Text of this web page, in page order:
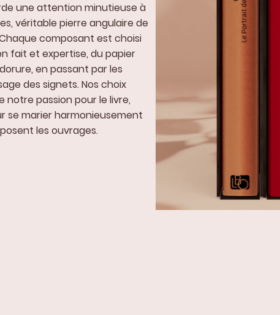
une attention minutieuse à
véritable pierre angulaire de
composant est choisi
fait et expertise, du papier
en passant par les
des signets. Nos choix
notre passion pour le livre,
se marier harmonieusement
les ouvrages.